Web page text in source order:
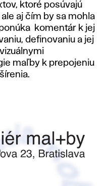
ktoré posúvajú
aj čím by sa mohla
komentár k jej
definovaniu a jej
maľby k prepojeniu